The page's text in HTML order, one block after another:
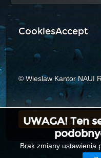
Assistant
Instructor Trainer
Course Director
INSTRUKTORZY
KONTAKT
AKTUALNOŚCI
CookiesAccept
UWAGA! Ten
Brak zmiany ustawienia
© Wieslaw Kantor NAUI